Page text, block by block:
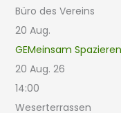
Büro des Vereins
20 Aug.
GEMeinsam
20 Aug. 26
14:00
Weserterrassen